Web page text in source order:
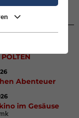
Abenteuer
im Gesäuse